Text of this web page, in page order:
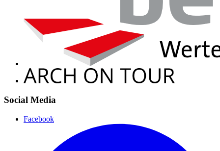
Social Media
Facebook